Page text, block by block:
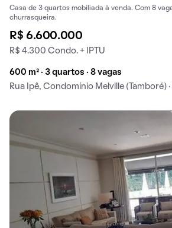
Casa de 3 quartos mobiliada à venda. Com 8
churrasqueira.
R$ 6.600.000
R$ 4.300 Condo. + IPTU
600 m² · 3 quartos · 8 vagas
Rua Ipê, Condomínio Melville (Tamboré)